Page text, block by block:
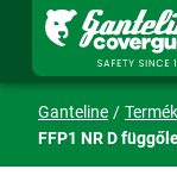
Ganteline
FFP1 NR D